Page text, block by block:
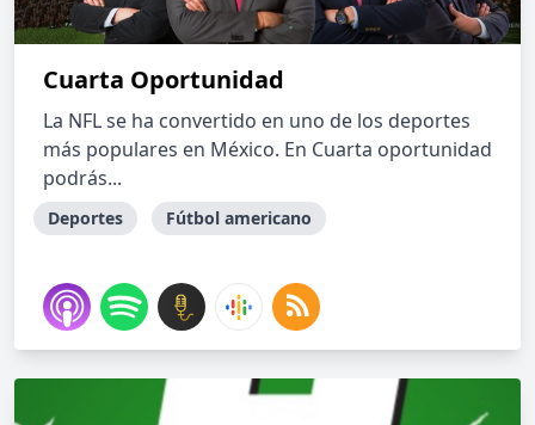
Cuarta Oportunidad
La NFL se ha convertido en uno de los deportes
más populares en México. En Cuarta oportunidad
podrás...
Deportes Fútbol americano